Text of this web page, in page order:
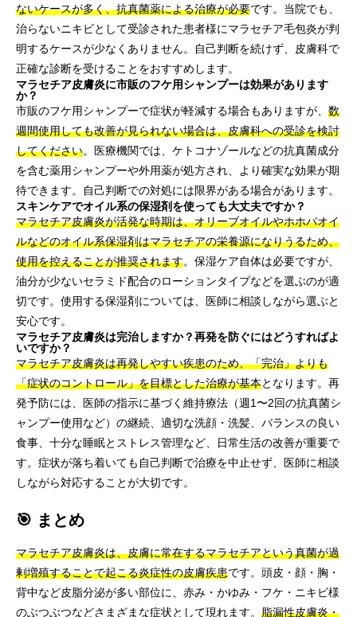
ないケースが多く、抗真菌薬による治療が必要です。当院でも、
治らないニキビとして受診された患者様にマラセチア毛包炎が判
明するケースが少なくありません。自己判断を続けず、皮膚科で
正確な診断を受けることをおすすめします。
マラセチア皮膚炎に市販のフケ用シャンプーは効果があります
か？
市販のフケ用シャンプーで症状が軽減する場合もありますが、 数
週間使用しても改善が見られない場合は、皮膚科への受診を検討
してください。医療機関では、ケトコナゾールなどの抗真菌成分
を含む薬用シャンプーや外用薬が処方され、より確実な効果が期
待できます。自己判断での対処には限界がある場合があります。
スキンケアでオイル系の保湿剤を使っても大丈夫ですか？
マラセチア皮膚炎が活発な時期は、オリーブオイルやホホバオイ
ルなどのオイル系保湿剤はマラセチアの栄養源になりうるため、
使用を控えることが推奨されます。保湿ケア自体は必要ですが、
油分が少ないセラミド配合のローションタイプなどを選ぶのが適
切です。使用する保湿剤については、医師に相談しながら選ぶと
安心です。
マラセチア皮膚炎は完治しますか？再発を防ぐにはどうすればよ
いですか？
マラセチア皮膚炎は再発しやすい疾患のため、「完治」よりも
「症状のコントロール」を目標とした治療が基本となります。再
発予防には、医師の指示に基づく維持療法（週1〜2回の抗真菌シ
ャンプー使用など）の継続、適切な洗顔・洗髪、バランスの良い
食事、十分な睡眠とストレス管理など、日常生活の改善が重要で
す。症状が落ち着いても自己判断で治療を中止せず、医師に相談
しながら対応することが大切です。
🎯 まとめ
マラセチア皮膚炎は、皮膚に常在するマラセチアという真菌が過
剰増殖することで起こる炎症性の皮膚疾患です。頭皮・顔・胸・
背中など皮脂分泌が多い部位に、赤み・かゆみ・フケ・ニキビ様
のぶつぶつなどさまざまな症状として現れます。 脂漏性皮膚炎・